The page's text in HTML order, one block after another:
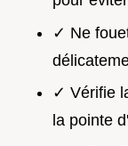
✓ Ne
✓ Vérifie
la pointe